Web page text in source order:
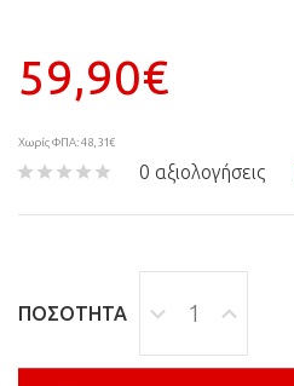
59,90€
Χωρίς ΦΠΑ: 48,31€
0 αξιολογήσεις
ΠΟΣΌΤΗΤΑ